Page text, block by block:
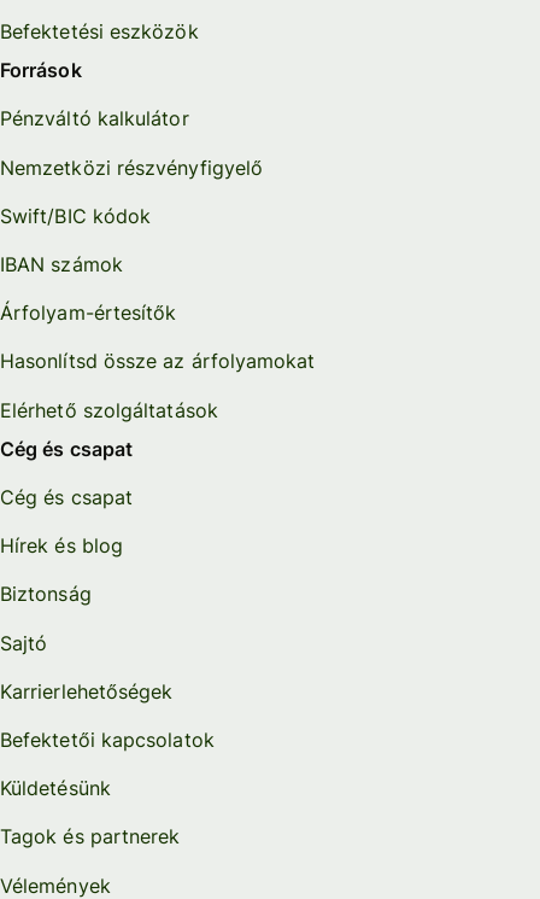
Befektetési eszközök
Források
Pénzváltó kalkulátor
Nemzetközi részvényfigyelő
Swift/BIC kódok
IBAN számok
Árfolyam-értesítők
Hasonlítsd össze az árfolyamokat
Elérhető szolgáltatások
Cég és csapat
Cég és csapat
Hírek és blog
Biztonság
Sajtó
Karrierlehetőségek
Befektetői kapcsolatok
Küldetésünk
Tagok és partnerek
Vélemények